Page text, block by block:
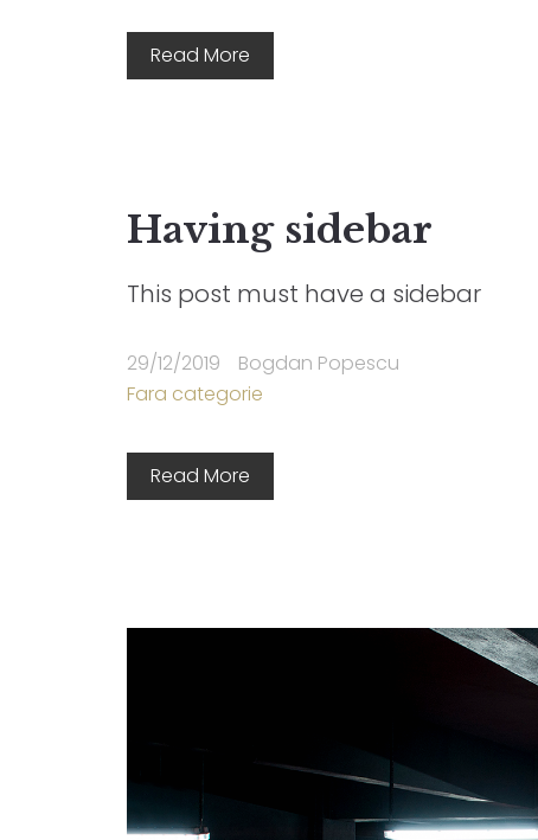
Read More
Having sidebar
This post must have a sidebar
29/12/2019
Bogdan Popescu
Fara categorie
Read More